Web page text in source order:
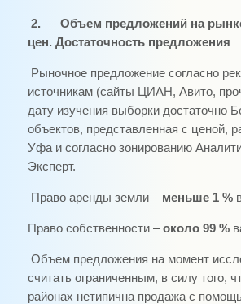
2.
Объем предложений на
цен. Достаточность предложения
Рыночное предложение согласно
источникам (сайты ЦИАН, Авито,
дату изучения выборки достаточно
объектов, представленная с ценой,
Уфа и согласно зонированию
Эксперт.
Право аренды земли – меньше 1 %
Право собственности –около 99 %
Объем предложения на момент
считать ограниченным, в силу того,
районах нетипична продажа с